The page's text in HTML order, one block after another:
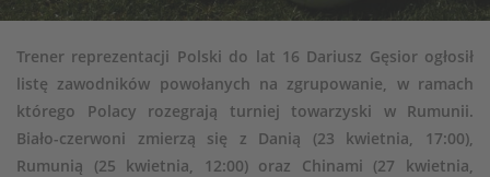
Trener reprezentacji Polski do lat 16 Dariusz Gęsior ogłosił
listę zawodników powołanych na zgrupowanie, w ramach
którego Polacy rozegrają turniej towarzyski w Rumunii.
Biało-czerwoni zmierzą się z Danią (23 kwietnia, 17:00),
Rumunią (25 kwietnia, 12:00) oraz Chinami (27 kwietnia,